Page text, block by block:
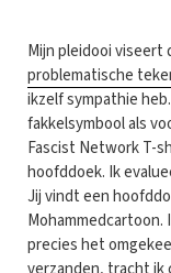
Mijn pleidooi viseert
problematische
ikzelf sympathie
fakkelsymbool als
Fascist Network T-
hoofddoek. Ik
Jij vindt een
Mohammedcartoon.
precies het